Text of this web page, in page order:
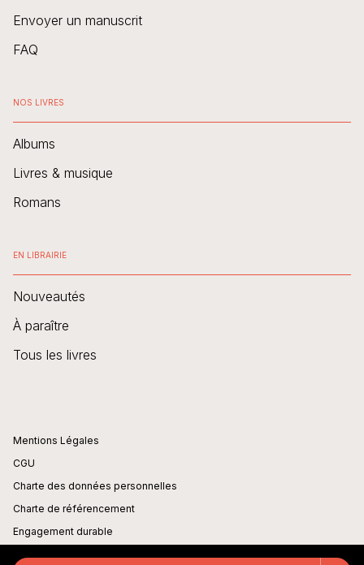
Envoyer un manuscrit
FAQ
NOS LIVRES
Albums
Livres & musique
Romans
EN LIBRAIRIE
Nouveautés
À paraître
Tous les livres
Mentions Légales
CGU
Charte des données personnelles
Charte de référencement
Engagement durable